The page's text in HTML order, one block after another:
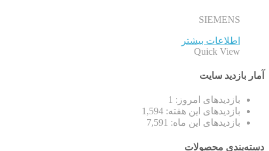
SIEMENS
اطلاعات بیشتر
Quick View
آمار بازدید سایت
بازدیدهای امروز: 1
بازدیدهای این هفته: 1,594
بازدیدهای این ماه: 7,591
دسته‌بندی محصولات